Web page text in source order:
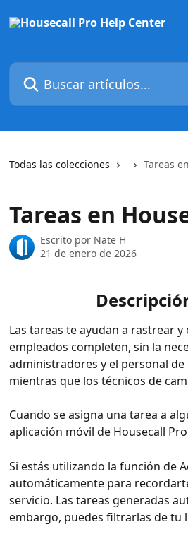
Buscar artículos...
Todas las colecciones Tareas
Tareas en
Escrito por Nate H
21 de enero de 2026
Las tareas te ayudan a rastrear
empleados completen, sin la
administradores y el personal
mientras que los técnicos de
Cuando se asigna una tarea a
aplicación móvil de Housecall
Si estás utilizando la función de
automáticamente para
servicio. Las tareas generadas
embargo, puedes filtrarlas de tu